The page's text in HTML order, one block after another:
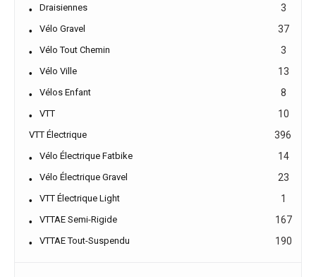
Draisiennes 3
Vélo Gravel 37
Vélo Tout Chemin 3
Vélo Ville 13
Vélos Enfant 8
VTT 10
VTT Électrique 396
Vélo Électrique Fatbike 14
Vélo Électrique Gravel 23
VTT Électrique Light 1
VTTAE Semi-Rigide 167
VTTAE Tout-Suspendu 190